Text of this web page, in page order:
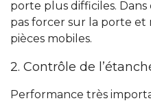
porte plus difficiles.
pas forcer sur la porte
pièces mobiles.
2. Contrôle de
Performance très